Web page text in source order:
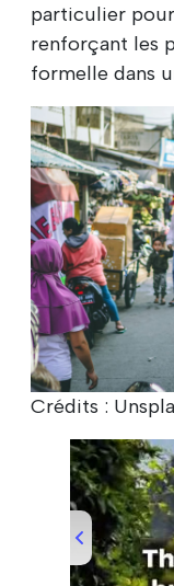
particulier
renforçant les
formelle dans
Crédits :